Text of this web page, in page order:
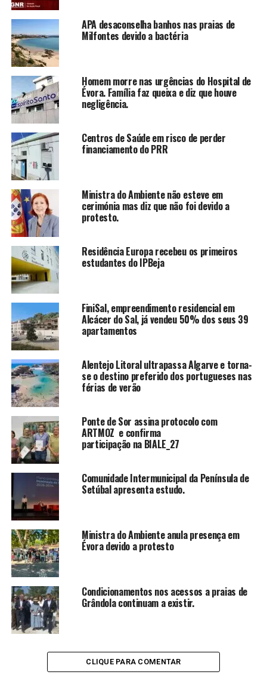
APA desaconselha banhos nas praias de
Milfontes devido a bactéria
Homem morre nas urgências do Hospital de
Évora. Família faz queixa e diz que houve
negligência.
Centros de Saúde em risco de perder
financiamento do PRR
Ministra do Ambiente não esteve em
cerimónia mas diz que não foi devido a
protesto.
Residência Europa recebeu os primeiros
estudantes do IPBeja
FiniSal, empreendimento residencial em
Alcácer do Sal, já vendeu 50% dos seus 39
apartamentos
Alentejo Litoral ultrapassa Algarve e torna-
se o destino preferido dos portugueses nas
férias de verão
Ponte de Sor assina protocolo com
ARTMOZ e confirma
participação na BIALE_27
Comunidade Intermunicipal da Península de
Setúbal apresenta estudo.
Ministra do Ambiente anula presença em
Évora devido a protesto
Condicionamentos nos acessos a praias de
Grândola continuam a existir.
CLIQUE PARA COMENTAR